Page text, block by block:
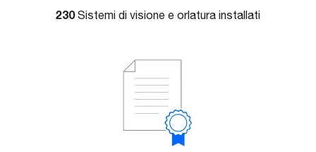
230Sistemi di visione e orlatura installati